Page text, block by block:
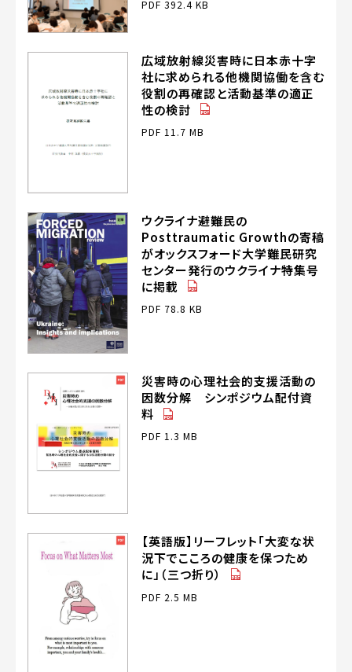
PDF 392.4 KB
広域放射線災害時に日本赤十字
社に求められる他機関協働を含む
役割の再確認と活動基準の適正
性の検討
PDF 11.7 MB
ウクライナ避難民の
Posttraumatic Growthの寄稿
がオックスフォード大学難民研究
センター発行のウクライナ特集号
に掲載
PDF 78.8 KB
災害時の心理社会的支援活動の
因数分解 シンポジウム配付資
料
PDF 1.3 MB
【英語版】リーフレット「大変な状
況下でこころの健康を保つため
に」（三つ折り）
PDF 2.5 MB